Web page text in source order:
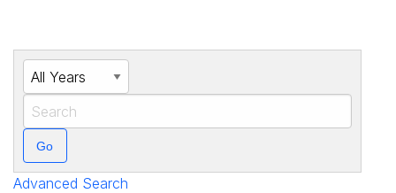
Year
Keywords
Go
Advanced Search